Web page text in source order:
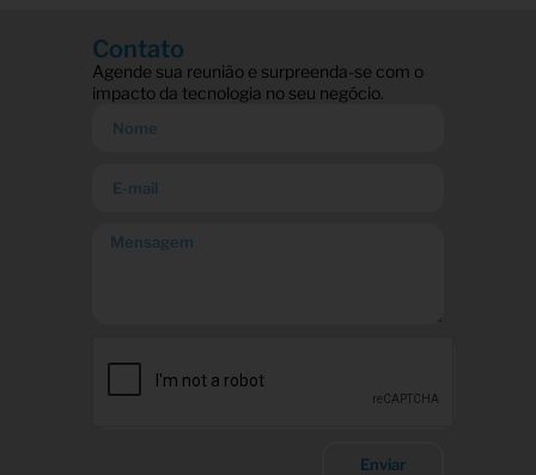
Contato
Agende sua reunião e surpreenda-se com o
impacto da tecnologia no seu negócio.
Enviar